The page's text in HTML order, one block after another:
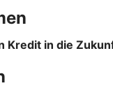
Kredit in die